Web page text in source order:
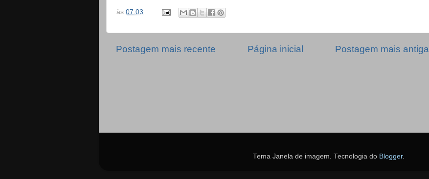
às 07:03
Postagem mais recente Postagem mais antiga
Página inicial
Tema Janela de imagem. Tecnologia do Blogger.